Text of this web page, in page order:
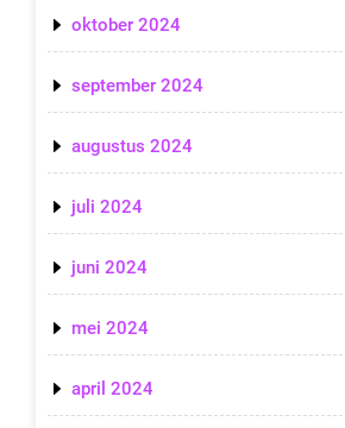
oktober 2024
september 2024
augustus 2024
juli 2024
juni 2024
mei 2024
april 2024